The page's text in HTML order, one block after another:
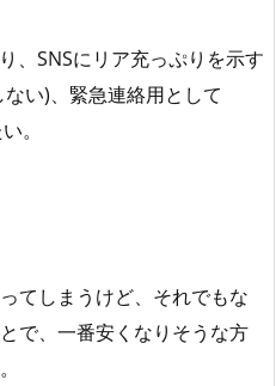
、SNSにリア充っぷりを示す
い)、緊急連絡用として
。
てしまうけど、それでもな
で、一番安くなりそうな方